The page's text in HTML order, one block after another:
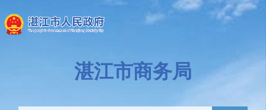
湛江市商务局